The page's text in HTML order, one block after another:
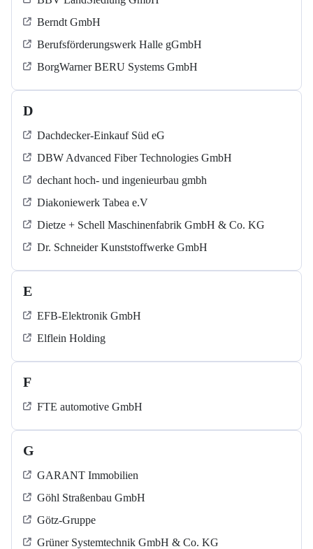
Berndt GmbH
Berufsförderungswerk Halle gGmbH
BorgWarner BERU Systems GmbH
D
Dachdecker-Einkauf Süd eG
DBW Advanced Fiber Technologies GmbH
dechant hoch- und ingenieurbau gmbh
Diakoniewerk Tabea e.V
Dietze + Schell Maschinenfabrik GmbH & Co. KG
Dr. Schneider Kunststoffwerke GmbH
E
EFB-Elektronik GmbH
Elflein Holding
F
FTE automotive GmbH
G
GARANT Immobilien
Göhl Straßenbau GmbH
Götz-Gruppe
Grüner Systemtechnik GmbH & Co. KG